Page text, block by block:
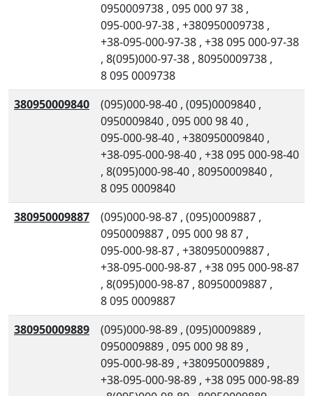
0950009738 , 095 000 97 38 ,
095-000-97-38 , +380950009738 ,
+38-095-000-97-38 , +38 095 000-97-38
, 8(095)000-97-38 , 80950009738 ,
8 095 0009738
380950009840
(095)000-98-40 , (095)0009840 ,
0950009840 , 095 000 98 40 ,
095-000-98-40 , +380950009840 ,
+38-095-000-98-40 , +38 095 000-98-40
, 8(095)000-98-40 , 80950009840 ,
8 095 0009840
380950009887
(095)000-98-87 , (095)0009887 ,
0950009887 , 095 000 98 87 ,
095-000-98-87 , +380950009887 ,
+38-095-000-98-87 , +38 095 000-98-87
, 8(095)000-98-87 , 80950009887 ,
8 095 0009887
380950009889
(095)000-98-89 , (095)0009889 ,
0950009889 , 095 000 98 89 ,
095-000-98-89 , +380950009889 ,
+38-095-000-98-89 , +38 095 000-98-89